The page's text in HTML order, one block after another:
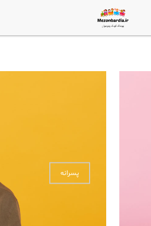
پسرانه